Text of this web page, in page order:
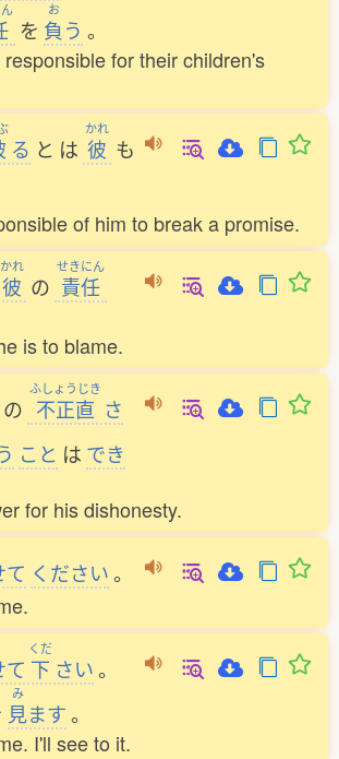
を
お
負 う 。
for their children's
る と は
かれ
彼 も
of him to break a promise.
かれ
彼 の
せきにん
責任
is to blame.
の
ふしょうじき
不正直 さ
こと は でき
for his dishonesty.
て ください。
て
くだ
下 さい。
み
見ます。
I'll see to it.